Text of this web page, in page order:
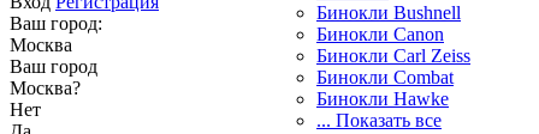
Ваш город:
Москва
Ваш город
Москва?
Нет
Бинокли Bushnell
Бинокли Canon
Бинокли Carl Zeiss
Бинокли Combat
Бинокли Hawke
... Показать все